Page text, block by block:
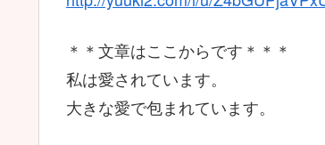
＊＊文章はここからです＊＊＊
私は愛されています。
大きな愛で包まれています。